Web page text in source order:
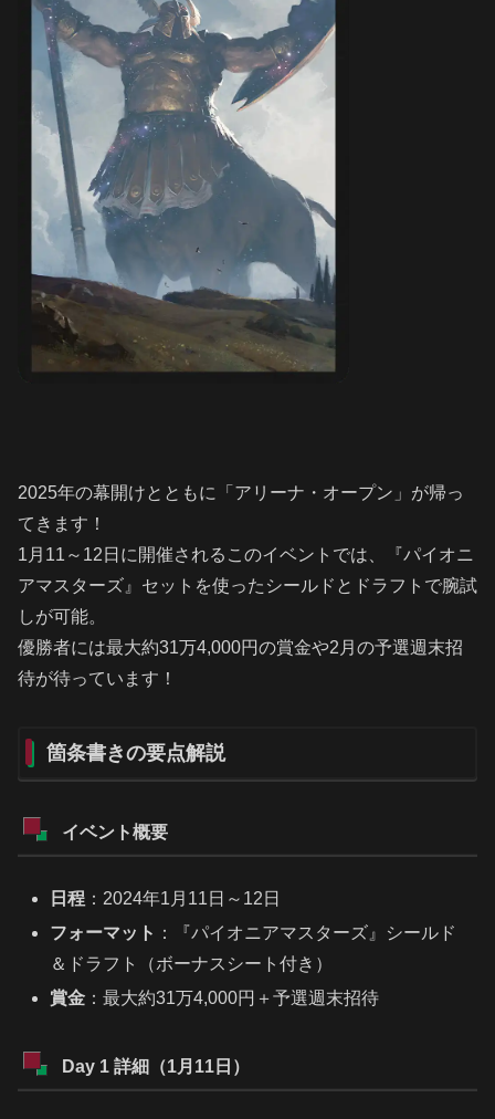
2025年の幕開けとともに「アリーナ・オープン」が帰っ
てきます！
1月11～12日に開催されるこのイベントでは、『パイオニ
アマスターズ』セットを使ったシールドとドラフトで腕試
しが可能。
優勝者には最大約31万4,000円の賞金や2月の予選週末招
待が待っています！
箇条書きの要点解説
イベント概要
日程 ：2024年1月11日～12日
フォーマット ：『パイオニアマスターズ』シールド
＆ドラフト（ボーナスシート付き）
賞金 ：最大約31万4,000円＋予選週末招待
Day 1 詳細（1月11日）